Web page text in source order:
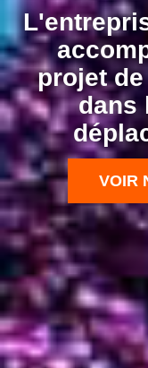
projet
dans
VOIR